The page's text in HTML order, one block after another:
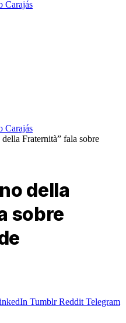
Fraternità” fala sobre
della
sobre
Tumblr Reddit Telegram